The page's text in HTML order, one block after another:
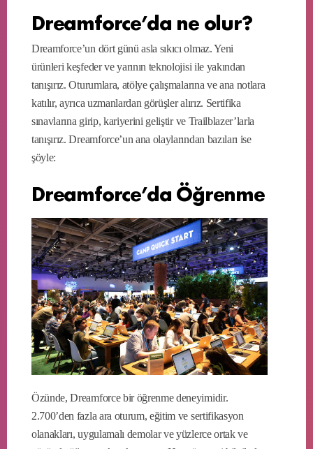
Dreamforce’da ne olur?
Dreamforce’un dört günü asla sıkıcı olmaz. Yeni
ürünleri keşfeder ve yarının teknolojisi ile yakından
tanışırız. Oturumlara, atölye çalışmalarına ve ana notlara
katılır, ayrıca uzmanlardan görüşler alırız. Sertifika
sınavlarına girip, kariyerini geliştir ve Trailblazer’larla
tanışırız. Dreamforce’un ana olaylarından bazıları ise
şöyle:
Dreamforce’da Öğrenme
Özünde, Dreamforce bir öğrenme deneyimidir.
2.700’den fazla ara oturum, eğitim ve sertifikasyon
olanakları, uygulamalı demolar ve yüzlerce ortak ve